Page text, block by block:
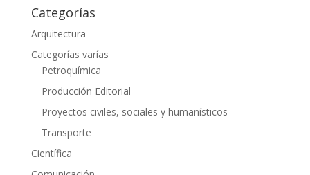
Categorías
Arquitectura
Categorías varías
Petroquímica
Producción Editorial
Proyectos civiles, sociales y humanísticos
Transporte
Científica